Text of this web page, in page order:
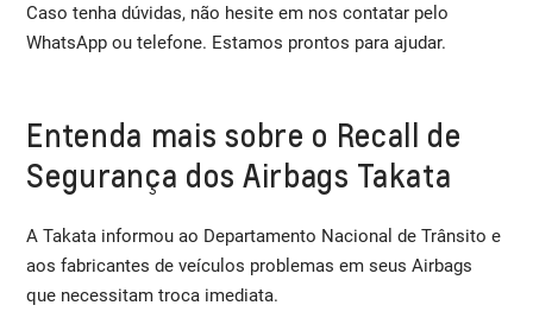
Caso tenha dúvidas, não hesite em nos contatar pelo
WhatsApp ou telefone. Estamos prontos para ajudar.
Entenda mais sobre o Recall de
Segurança dos Airbags Takata
A Takata informou ao Departamento Nacional de Trânsito e
aos fabricantes de veículos problemas em seus Airbags
que necessitam troca imediata.